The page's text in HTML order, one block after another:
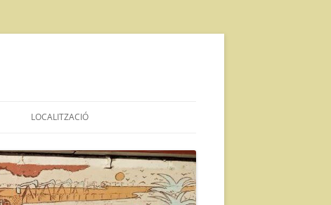
LOCALITZACIÓ